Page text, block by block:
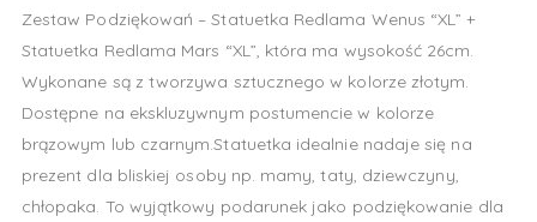
Zestaw Podziękowań – Statuetka Redlama Wenus “XL” +
Statuetka Redlama Mars “XL”, która ma wysokość 26cm.
Wykonane są z tworzywa sztucznego w kolorze złotym.
Dostępne na ekskluzywnym postumencie w kolorze
brązowym lub czarnym.Statuetka idealnie nadaje się na
prezent dla bliskiej osoby np. mamy, taty, dziewczyny,
chłopaka. To wyjątkowy podarunek jako podziękowanie dla